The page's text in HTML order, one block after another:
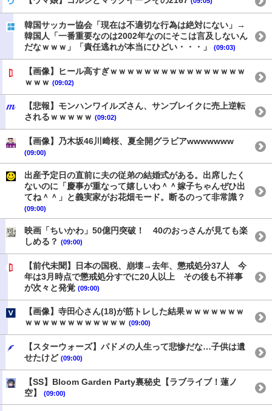
韓国サッカー協会「現在は不適切な行為は絶対にない」→
韓国人「一番重要なのは2002年なのにそこは言及しないん
だなｗｗｗ」「責任逃れが本当にひどい・・・」
(09:03)
【画像】ヒール高すぎｗｗｗｗｗｗｗｗｗｗｗｗｗｗｗｗ
ｗｗｗ (09:02)
【悲報】モンハンワイルズさん、サンブレイクに売上逆転
されるｗｗｗｗｗ (09:02)
【画像】乃木坂46川﨑桜、夏全開グラビアwwwwwww
(09:00)
出産予定日の直前に夫の従弟の結婚式がある。出席したく
ないのに「慶事が重なって嬉しいわ＾＾嫁子ちゃんぜひ出
てね＾＾」と義実家がお花畑モード。断るのって非常識？
(09:00)
映画「ちいかわ」50億円突破！ 40のおっさんが見ても楽
しめる？ (09:00)
【前代未聞】日本の国税、崩壊→去年、懲戒処分37人 今
年は3月時点で懲戒処分すでに20人以上 その後も不祥事
が次々と発覚 (09:00)
【画像】寺田心さん(18)が筋トレした結果ｗｗｗｗｗｗｗ
ｗｗｗｗｗｗｗｗｗｗｗｗ (09:00)
【スターウォーズ】パドメの人生って悲惨だな…子供は遺
せたけど (09:00)
【SS】Bloom Garden Party裏秘史【ラブライブ！蓮ノ
空】
(09:00)